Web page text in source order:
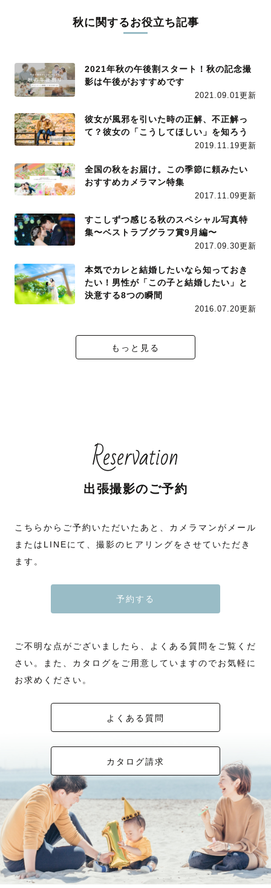
秋に関するお役立ち記事
2021年秋の午後割スタート！秋の記念撮
影は午後がおすすめです
2021.09.01更新
彼女が風邪を引いた時の正解、不正解っ
て？彼女の「こうしてほしい」を知ろう
2019.11.19更新
全国の秋をお届け。この季節に頼みたい
おすすめカメラマン特集
2017.11.09更新
すこしずつ感じる秋のスペシャル写真特
集〜ベストラブグラフ賞9月編〜
2017.09.30更新
本気でカレと結婚したいなら知っておき
たい！男性が「この子と結婚したい」と
決意する8つの瞬間
2016.07.20更新
もっと見る
Reservation
出張撮影のご予約
こちらからご予約いただいたあと、カメラマンがメール
またはLINEにて、撮影のヒアリングをさせていただき
ます。
予約する
ご不明な点がございましたら、よくある質問をご覧くだ
さい。また、カタログをご用意していますのでお気軽に
お求めください。
よくある質問
カタログ請求